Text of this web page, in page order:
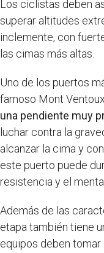
Los ciclistas deben
superar altitudes
inclemente, con
las cimas más altas.
Uno de los puertos
famoso Mont
una pendiente muy
luchar contra la
alcanzar la cima y
este puerto puede
resistencia y el
Además de las
etapa también tiene
equipos deben